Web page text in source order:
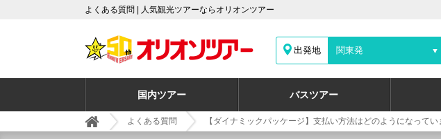
よくある質問 | 人気観光ツアーならオリオンツアー
出発地 関東発 ▼
国内ツアー バスツアー
よくある質問 【ダイナミックパッケージ】支払い方法はどのようになってい